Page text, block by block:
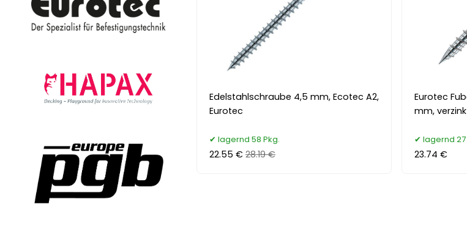
Edelstahlschraube 4,5 mm, Ecotec A2,
Eurotec
lagernd 58 Pkg.
22.55 € 28.19 €
Eurotec
mm,
lagernd 27
23.74 €